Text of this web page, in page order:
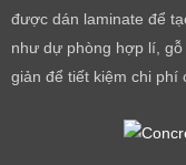
được dán laminate để
như dự phòng hợp lí,
giản để tiết kiệm chi phí